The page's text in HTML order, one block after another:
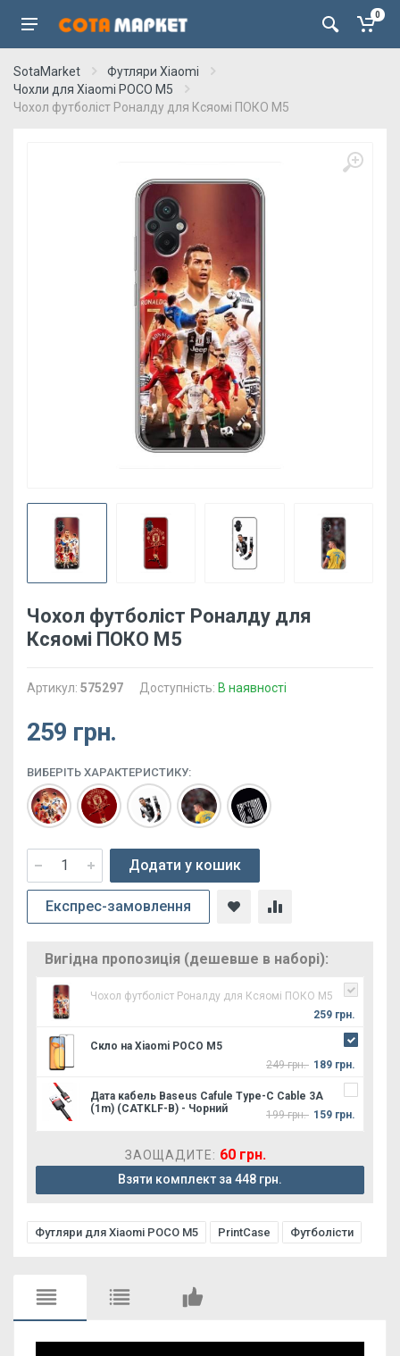
0
SotaMarket
Футляри Xiaomi
Чохли для Xiaomi POCO M5
Чохол футболіст Роналду для Ксяомі ПОКО М5
Чохол футболіст Роналду для
Ксяомі ПОКО М5
Артикул: 575297 Доступність: В наявності
259 грн.
ВИБЕРІТЬ ХАРАКТЕРИСТИКУ:
Додати у кошик
Експрес-замовлення
Вигідна пропозиція (дешевше в наборі):
Чохол футболіст Роналду для Ксяомі ПОКО М5
259 грн.
Скло на Xiaomi POCO M5
249 грн. 189 грн.
Дата кабель Baseus Cafule Type-C Cable 3A
(1m) (CATKLF-B) - Чорний
199 грн. 159 грн.
ЗАОЩАДИТЕ: 60 грн.
Взяти комплект за 448 грн.
Футляри для Xiaomi POCO M5 PrintCase Футболісти